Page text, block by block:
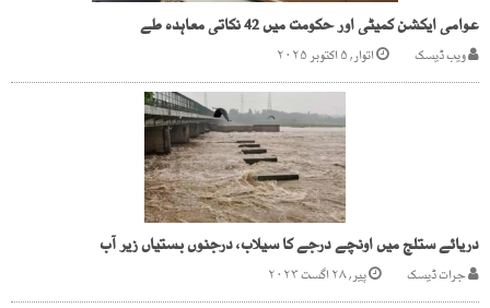
عوامی ایکشن کمیٹی اور حکومت میں 42 نکاتی معاہدہ طے
ویب ڈیسک اتوار, ۵ اکتوبر ۲۰۲۵
دریائے ستلج میں اونچے درجے کا سیلاب، درجنوں بستیاں زیر آب
جرات ڈیسک پیر, ۲۸ اگست ۲۰۲۳